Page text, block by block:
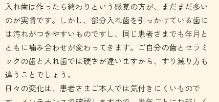
入れ歯は作ったら終わりという感覚の方が、まだまだ多い
のが実情です。しかし、部分入れ歯を引っかけている歯に
は汚れがつきやすいものですし、同じ患者さまでも年月と
ともに噛み合わせが変わってきます。ご自分の歯とセラミ
ックの歯と入れ歯では硬さが違いますから、すり減り方も
違うことでしょう。
日々の変化は、患者さまご本人では気付きにくいもので